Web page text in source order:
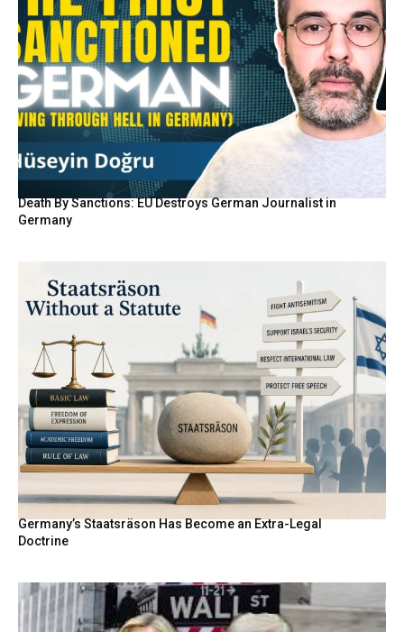
Death By Sanctions: EU Destroys German Journalist in
Germany
Germany’s Staatsräson Has Become an Extra-Legal
Doctrine